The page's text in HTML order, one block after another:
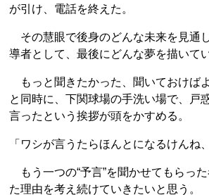
が引け、電話を終えた。
その慧眼で後身のどんな未来を見通
導者として、最後にどんな夢を描いて
もっと聞きたかった、聞いておけば
と同時に、下関球場の手洗い場で、戸
言ったという挨拶が頭をかすめる。
「ワシが言うたらほんとになるけんね
もう一つの“予言”を聞かせてもらっ
た理由を考え続けていきたいと思う。